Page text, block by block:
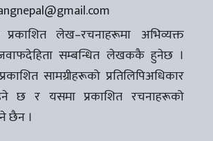
प्रकाशित लेख–रचनाहरूमा अभिव्यक्त
जवाफदेहिता सम्बन्धित लेखककै हुनेछ ।
सामग्रीहरूको प्रतिलिपिअधिकार
छ र यसमा प्रकाशित रचनाहरूको
छैन ।